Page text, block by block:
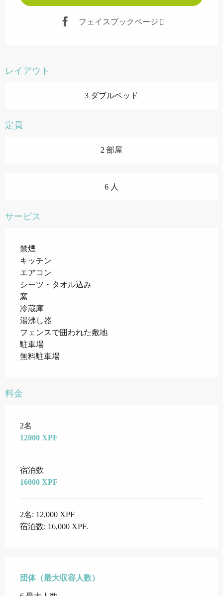
フェイスブックページ
レイアウト
3 ダブルベッド
定員
2 部屋
6 人
サービス
禁煙
キッチン
エアコン
シーツ・タオル込み
窯
冷蔵庫
湯沸し器
フェンスで囲われた敷地
駐車場
無料駐車場
料金
料金 2026
2名
12000 XPF
宿泊数
16000 XPF
2名: 12,000 XPF
宿泊数: 16,000 XPF.
団体（最大収容人数）
団体（最大収容人数）